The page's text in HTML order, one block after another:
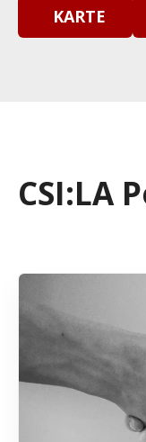
KARTE
CSI:LA